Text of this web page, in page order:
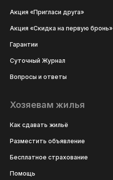
Акция «Пригласи друга»
Акция «Скидка на первую бронь»
Гарантии
Суточный Журнал
Вопросы и ответы
Хозяевам жилья
Как сдавать жильё
Разместить объявление
Бесплатное страхование
Помощь